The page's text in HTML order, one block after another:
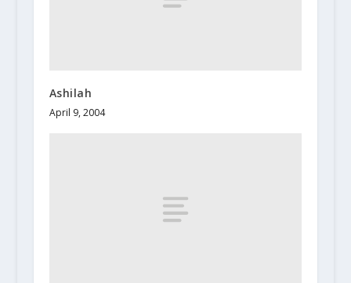
Ashilah
April 9, 2004